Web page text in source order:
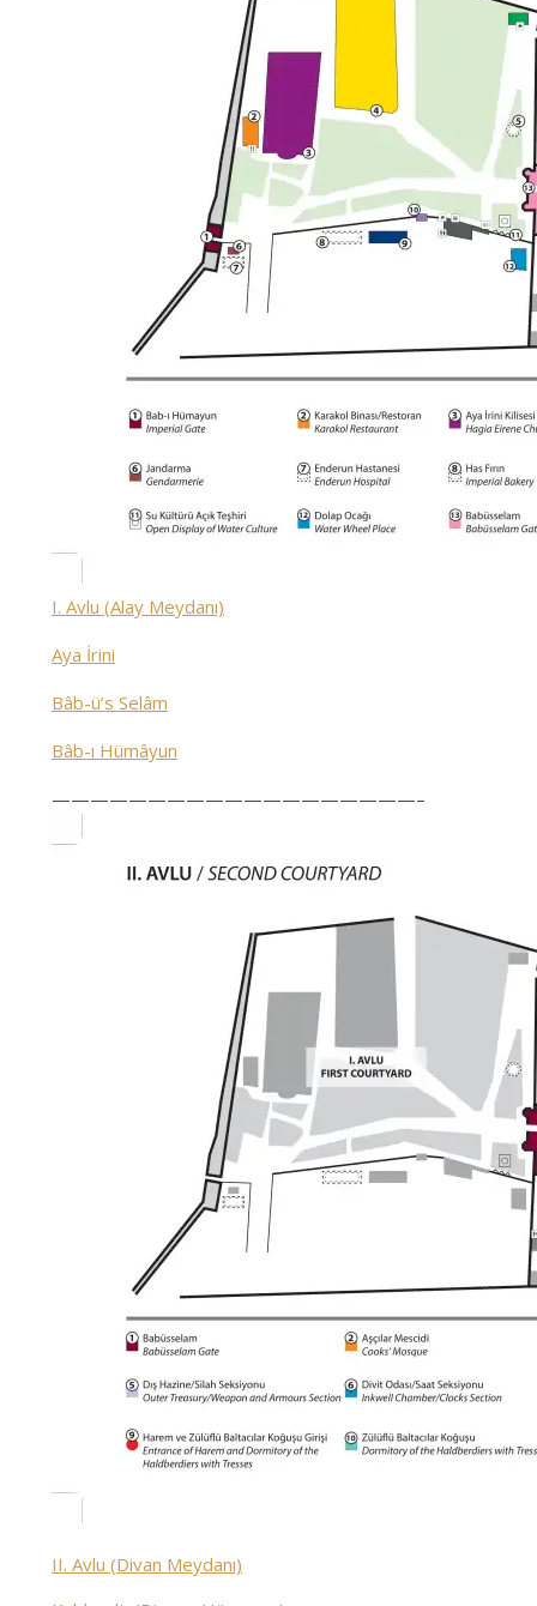
I. Avlu (Alay Meydanı)
Aya İrini
Bâb-ü’s Selâm
Bâb-ı Hümâyun
———————————————————–
II. Avlu (Divan Meydanı)